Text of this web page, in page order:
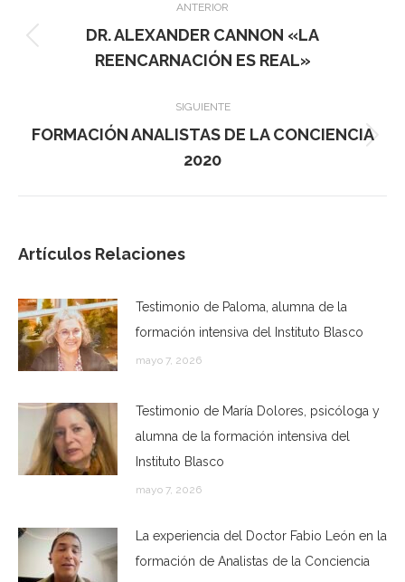
entre
publicaciones
ANTERIOR
DR. ALEXANDER CANNON «LA
REENCARNACIÓN ES REAL»
SIGUIENTE
FORMACIÓN ANALISTAS DE LA CONCIENCIA
2020
Artículos Relaciones
Testimonio de Paloma, alumna de la
formación intensiva del Instituto Blasco
mayo 7, 2026
Testimonio de María Dolores, psicóloga y
alumna de la formación intensiva del
Instituto Blasco
mayo 7, 2026
La experiencia del Doctor Fabio León en la
formación de Analistas de la Conciencia